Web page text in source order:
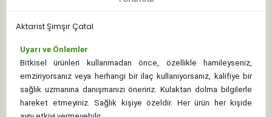
Aktarist Şimşir Çatal
Uyarı ve Önlemler
Bitkisel ürünleri kullanmadan önce, özellikle hamileyseniz,
emziriyorsanız veya herhangi bir ilaç kullanıyorsanız, kalifiye bir
sağlık uzmanına danışmanızı öneririz. Kulaktan dolma bilgilerle
hareket etmeyiniz. Sağlık kişiye özeldir. Her ürün her kişide